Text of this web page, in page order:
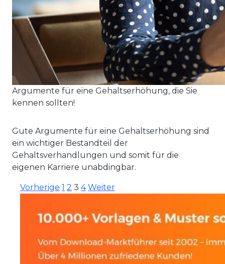
Argumente für eine Gehaltserhöhung, die Sie
kennen sollten!
Gute Argumente für eine Gehaltserhöhung sind
ein wichtiger Bestandteil der
Gehaltsverhandlungen und somit für die
eigenen Karriere unabdingbar.
Vorherige 1 2 3 4 Weiter